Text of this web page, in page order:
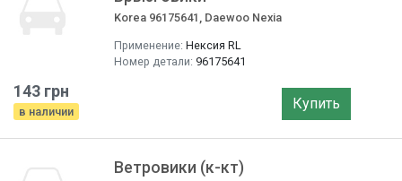
Korea 96175641, Daewoo Nexia
Применение: Нексия RL
Номер детали: 96175641
143 грн
в наличии Купить
Ветровики (к-кт)